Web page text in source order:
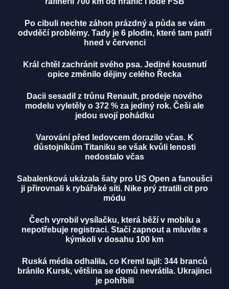
Po cibuli nechte záhon prázdný a půda se vám
odvděčí problémy. Tady je 6 plodin, které tam patří
hned v červenci
Král chtěl zachránit svého psa. Jediné kousnutí
opice změnilo dějiny celého Řecka
Dacii sesadil z trůnu Renault, prodeje nového
modelu vyletěly o 372 % za jediný rok. Češi ale
jedou svojí pohádku
Varování před ledovcem dorazilo včas. K
důstojníkům Titaniku se však kvůli lenosti
nedostalo včas
Sabalenková ukázala šaty pro US Open a fanoušci
ji přirovnali k rybářské síti. Nike prý ztratili cit pro
módu
Čech vyrobil vysílačku, která běží v mobilu a
nepotřebuje registraci. Stačí zapnout a mluvíte s
kýmkoli v dosahu 100 km
Ruská média odhalila, co Kreml tajil: 344 branců
bránilo Kursk, většina se domů nevrátila. Ukrajinci
je pohřbili